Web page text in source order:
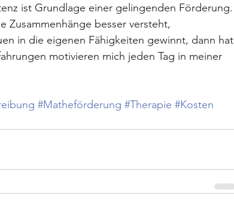
ist Grundlage einer gelingenden Förderung.
Zusammenhänge besser versteht,
in die eigenen Fähigkeiten gewinnt, dann hat
motivieren mich jeden Tag in meiner
#Matheförderung #Therapie #Kosten